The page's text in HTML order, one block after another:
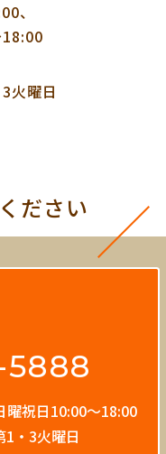
、
火曜日
ださい
曜祝日10:00〜18:00
・3火曜日